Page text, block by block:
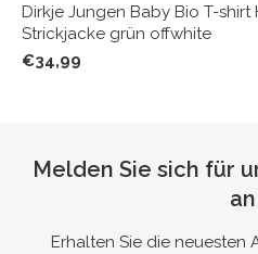
Dirkje Jungen Baby Bio T-shirt
Strickjacke grün offwhite
€34,99
Melden Sie sich für
an
Erhalten Sie die